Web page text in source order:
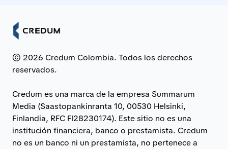
© 2026 Credum Colombia. Todos los derechos
reservados.
Credum es una marca de la empresa Summarum
Media (Saastopankinranta 10, 00530 Helsinki,
Finlandia, RFC FI28230174). Este sitio no es una
institución financiera, banco o prestamista. Credum
no es un banco ni un prestamista, no pertenece a